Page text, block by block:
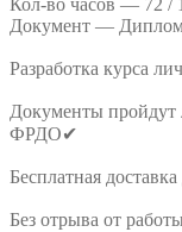
Документ —
Разработка курса
Документы
ФРДО✔
Бесплатная
Без отрыва от работы